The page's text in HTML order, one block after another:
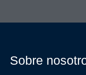
Sobre